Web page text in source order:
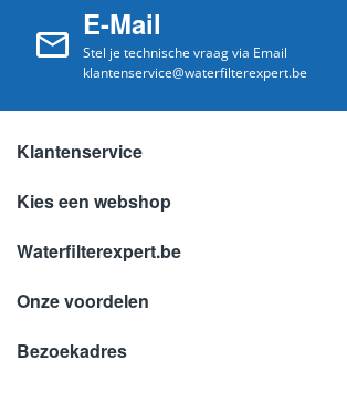
E-Mail
Stel je technische vraag via Email
klantenservice@waterfilterexpert.be
Klantenservice
Kies een webshop
Waterfilterexpert.be
Onze voordelen
Bezoekadres